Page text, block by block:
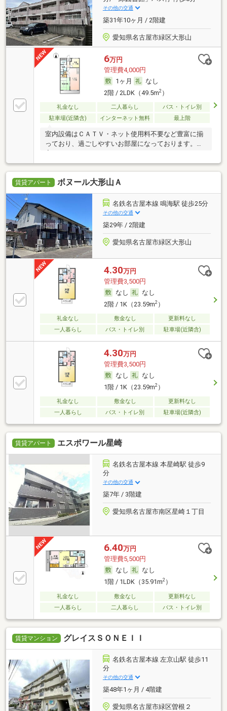
その他の交通
築31年10ヶ月 / 2階建
愛知県名古屋市緑区大形山
6万円
管理費4,000円
1ヶ月
なし
2階 / 2LDK（49.5m2）
礼金なし 二人暮らし
バス・トイレ別
駐車場(近隣含)
インターネット無料 最上階
室内設備はＣＡＴＶ・ネット使用料不要など豊富に揃
っており、過ごしやすいお部屋になっております。浴
賃貸アパート ボヌール大形山Ａ
名鉄名古屋本線 鳴海駅 徒歩25分
その他の交通
築29年 / 2階建
愛知県名古屋市緑区大形山
4.30万円
管理費3,500円
なし
なし
2階 / 1K（23.59m2）
礼金なし 敷金なし
更新料なし
一人暮らし
バス・トイレ別 駐車場(近隣含)
4.30万円
管理費3,500円
なし
なし
1階 / 1K（23.59m2）
礼金なし 敷金なし
更新料なし
一人暮らし
バス・トイレ別 駐車場(近隣含)
賃貸アパート エスポワール星崎
名鉄名古屋本線 本星崎駅 徒歩9
分
その他の交通
築7年 / 3階建
愛知県名古屋市南区星崎１丁目
6.40万円
管理費5,500円
なし
なし
1階 / 1LDK（35.91m2）
礼金なし 敷金なし
更新料なし
一人暮らし
二人暮らし バス・トイレ別
賃貸マンション グレイスＳＯＮＥＩＩ
名鉄名古屋本線 左京山駅 徒歩11
分
その他の交通
築48年1ヶ月 / 4階建
愛知県名古屋市緑区曽根２